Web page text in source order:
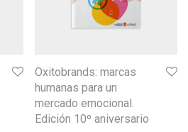
Oxitobrands: marcas
humanas para un
mercado emocional.
Edición 10º aniversario